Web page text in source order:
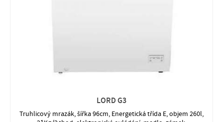
LORD G3
Truhlicový mrazák, šířka 96cm, Energetická třída E, objem 260l,